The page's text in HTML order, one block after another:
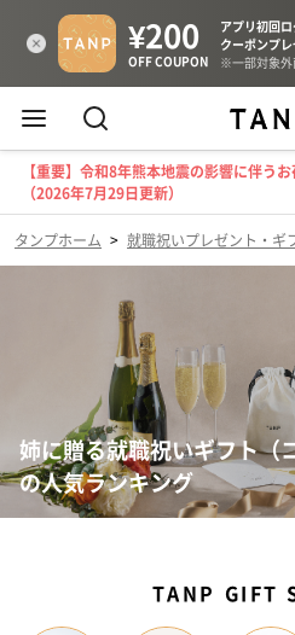
【重要】令和8年熊本地震の影響に伴う
（2026年7月29日更新）
タンプホーム > 就職祝いプレゼント・ギ
姉に贈る就職祝いギフト（
の人気ランキング
TANP GIFT